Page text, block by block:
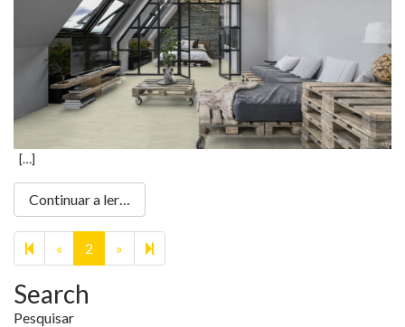
[…]
Continuar a ler…
« Previous
page
2 » Next
page
3
Search
Pesquisar